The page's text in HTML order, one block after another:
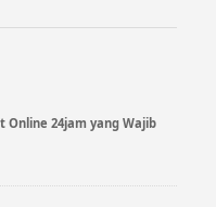
Online 24jam yang Wajib